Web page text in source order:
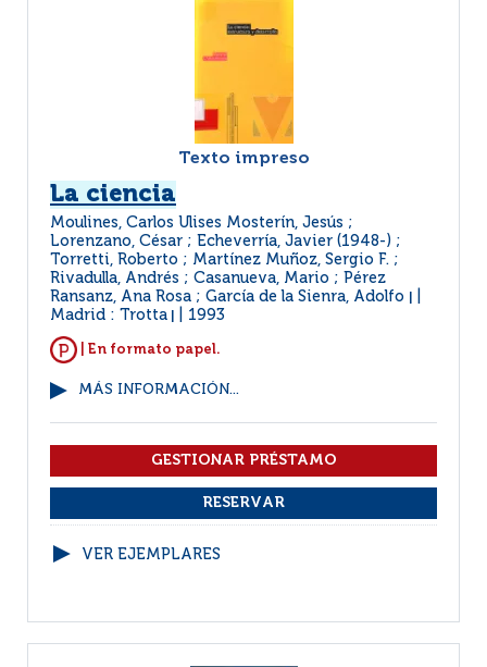
Texto impreso
La ciencia
Moulines, Carlos Ulises Mosterín, Jesús ;
Lorenzano, César ; Echeverría, Javier (1948-) ;
Torretti, Roberto ; Martínez Muñoz, Sergio F. ;
Rivadulla, Andrés ; Casanueva, Mario ; Pérez
Ransanz, Ana Rosa ; García de la Sienra, Adolfo
Madrid : Trotta 1993
| En formato papel.
MÁS INFORMACIÓN...
VER EJEMPLARES